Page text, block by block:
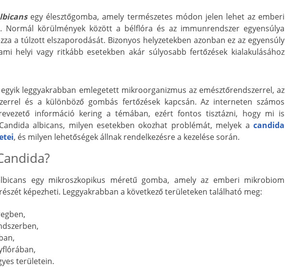
egy élesztőgomba, amely természetes módon jelen lehet az emberi
Normál körülmények között a bélflóra és az immunrendszer egyensúlya
a túlzott elszaporodását. Bizonyos helyzetekben azonban ez az egyensúly
helyi vagy ritkább esetekben akár súlyosabb fertőzések kialakulásához
leggyakrabban emlegetett mikroorganizmus az emésztőrendszerrel, az
és a különböző gombás fertőzések kapcsán. Az interneten számos
információ kering a témában, ezért fontos tisztázni, hogy mi is
albicans, milyen esetekben okozhat problémát, melyek a candida
, és milyen lehetőségek állnak rendelkezésre a kezelése során.
egy mikroszkopikus méretű gomba, amely az emberi mikrobiom
képezheti. Leggyakrabban a következő területeken található meg:
területein.